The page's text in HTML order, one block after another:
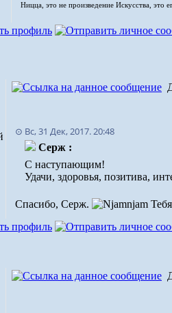
Ницца, это не произведение Искусства, это
⊙ Вс, 31 Дек, 2017. 20:48
Серж :
С наступающим!
Удачи, здоровья, позитива,
Спасибо, Серж.